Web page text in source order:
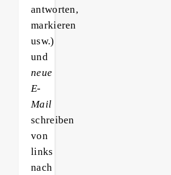
antworten,
markieren
usw.)
und
neue
E-
Mail
schreiben
von
links
nach